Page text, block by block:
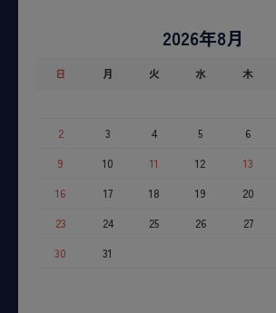
2026年8月
日 月 火 水 木
2
3 4 5 6
9
10 11 12 13
16
17 18 19 20
23
24 25 26 27
30
31